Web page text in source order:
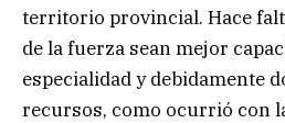
territorio provincial. Hace
de la fuerza sean mejor
especialidad y debidamente
recursos, como ocurrió con